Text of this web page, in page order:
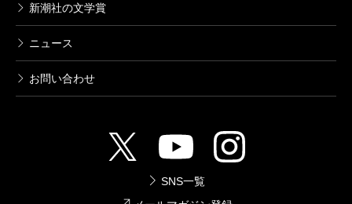
新潮社の文学賞
ニュース
お問い合わせ
SNS一覧